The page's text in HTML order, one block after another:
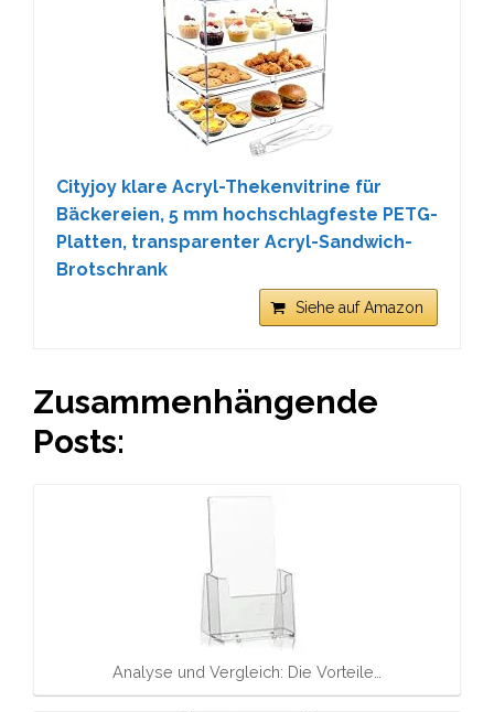
Cityjoy klare Acryl-Thekenvitrine für
Bäckereien, 5 mm hochschlagfeste PETG-
Platten, transparenter Acryl-Sandwich-
Brotschrank
Siehe auf Amazon
Zusammenhängende
Posts:
Analyse und Vergleich: Die Vorteile…